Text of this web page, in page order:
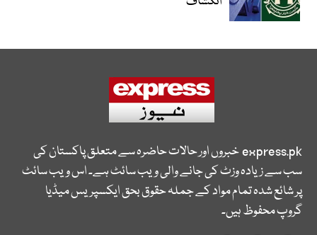
express.pkخبروں اور حالات حاضرہ سے متعلق پاکستان کی
سب سے زیادہ وزٹ کی جانے والی ویب سائٹ ہے۔ اس ویب سائٹ
پر شائع شدہ تمام مواد کے جملہ حقوق بحق ایکسپریس میڈیا
گروپ محفوظ ہیں۔